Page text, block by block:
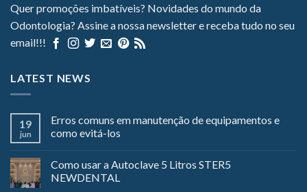
Quer promoções imbatíveis? Novidades do mundo da
Odontologia? Assine a nossa newsletter e receba tudo no seu
email!!!
LATEST NEWS
19
jun
Erros comuns em manutenção de equipamentos e
como evitá-los
Como usar a Autoclave 5 Litros STER5
NEWDENTAL